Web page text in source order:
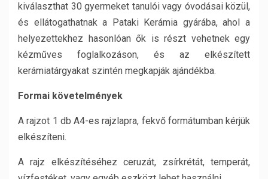
kiválaszthat 30 gyermeket tanulói vagy óvodásai közül,
és ellátogathatnak a Pataki Kerámia gyárába, ahol a
helyezettekhez hasonlóan ők is részt vehetnek egy
kézműves foglalkozáson, és az elkészített
kerámiatárgyakat szintén megkapják ajándékba.
Formai követelmények
A rajzot 1 db A4-es rajzlapra, fekvő formátumban kérjük
elkészíteni.
A rajz elkészítéséhez ceruzát, zsírkrétát, temperát,